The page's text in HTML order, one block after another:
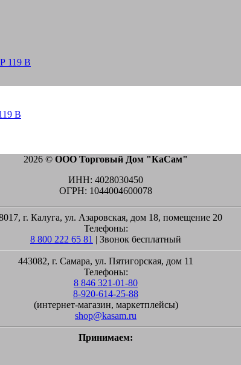
В
2026 © ООО Торговый Дом "КаСам"
ИНН: 4028030450
ОГРН: 1044004600078
г. Калуга, ул. Азаровская, дом 18, помещение 20
Телефоны:
8 800 222 65 81 | Звонок бесплатный
443082, г. Самара, ул. Пятигорская, дом 11
Телефоны:
8 846 321-01-80
8-920-614-25-88
(интернет-магазин, маркетплейсы)
shop@kasam.ru
Принимаем: